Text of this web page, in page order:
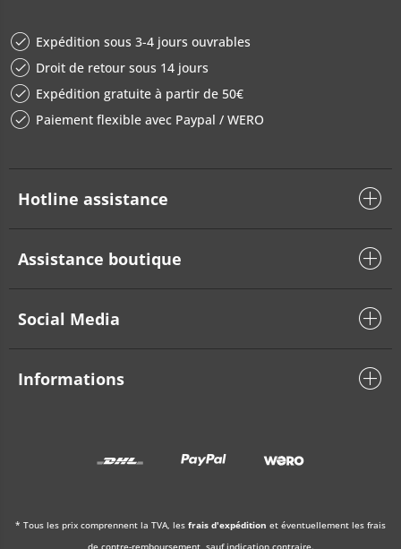
Expédition sous 3-4 jours ouvrables
Droit de retour sous 14 jours
Expédition gratuite à partir de 50€
Paiement flexible avec Paypal / WERO
Hotline assistance
Assistance boutique
Social Media
Informations
* Tous les prix comprennent la TVA, les frais d'expédition et éventuellement les frais